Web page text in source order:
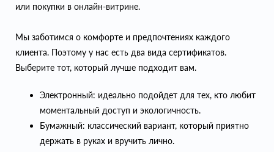
или покупки в онлайн-витрине.
Мы заботимся о комфорте и предпочтениях каждого
клиента. Поэтому у нас есть два вида сертификатов.
Выберите тот, который лучше подходит вам.
Электронный: идеально подойдет для тех, кто любит
моментальный доступ и экологичность.
Бумажный: классический вариант, который приятно
держать в руках и вручить лично.